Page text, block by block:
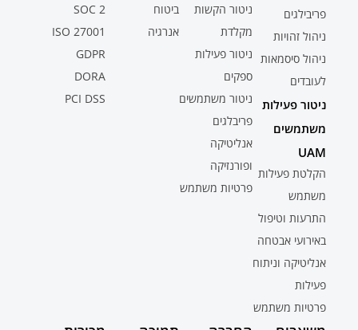
פריבילגים
ניהול זהויות
ניהול סיסמאות
לעובדים
ניטור פעילות
משתמשים
UAM
הקלטת פעילות
משתמש
התרעות וטיפול
באירועי אבטחה
אנליטיקה וניתוח
פעילות
פרטיות משתמש
ניטור הקשות
מקלדת
ניטור פעילות
ספקים
ניטור משתמשים
פריבלגים
אנליטיקה
ופורנזיקה
פרטיות משתמש
ביטוח
אנרגיה
SOC 2
ISO 27001
GDPR
DORA
PCI DSS